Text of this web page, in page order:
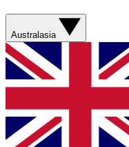
Australasia